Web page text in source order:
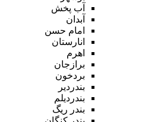
آب پخش
آبدان
امام حسن
انارستان
اهرم
برازجان
بردخون
بندردیر
بندردیلم
بندر ریگ